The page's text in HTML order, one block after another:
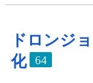
ドロンジ
化
64